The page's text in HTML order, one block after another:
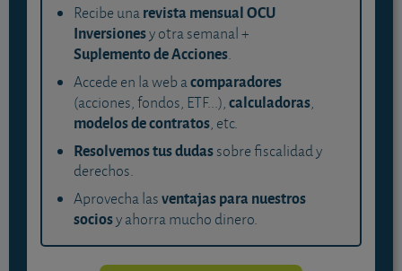
Recibe unarevista mensual OCU
Inversionesy otra semanal +
Suplemento de Acciones.
Accede en la web acomparadores
(acciones, fondos, ETF...),calculadoras,
modelos de contratos, etc.
Resolvemos tus dudassobre fiscalidad y
derechos.
Aprovecha lasventajas para nuestros
sociosy ahorra mucho dinero.